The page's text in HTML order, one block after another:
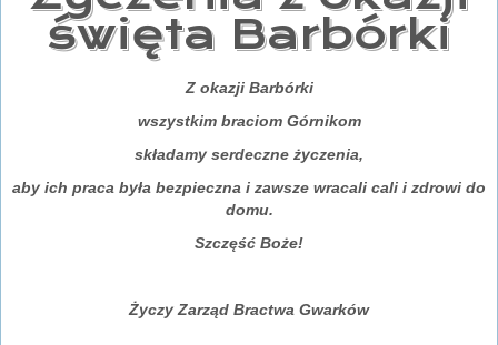
święta Barbórki
Z okazji Barbórki
wszystkim braciom Górnikom
składamy serdeczne życzenia,
aby ich praca była bezpieczna i zawsze wracali cali i zdrowi do
domu.
Szczęść Boże!
Życzy Zarząd Bractwa Gwarków